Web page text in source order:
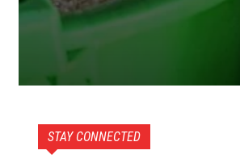
STAY CONNECTED